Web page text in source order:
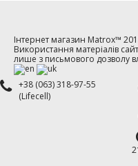
Інтернет магазин Matrox™
Використання матеріалів
лише з письмового дозволу
+38 (063) 318-97-55
(Lifecell)